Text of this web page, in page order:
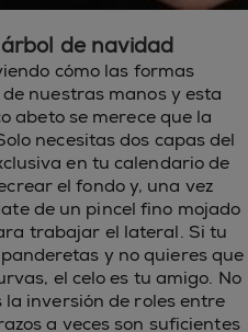
de navidad
cómo las formas
nuestras manos y esta
abeto se merece que la
necesitas dos capas del
en tu calendario de
el fondo y, una vez
de un pincel fino mojado
trabajar el lateral. Si tu
y no quieres que
el celo es tu amigo. No
inversión de roles entre
a veces son suficientes